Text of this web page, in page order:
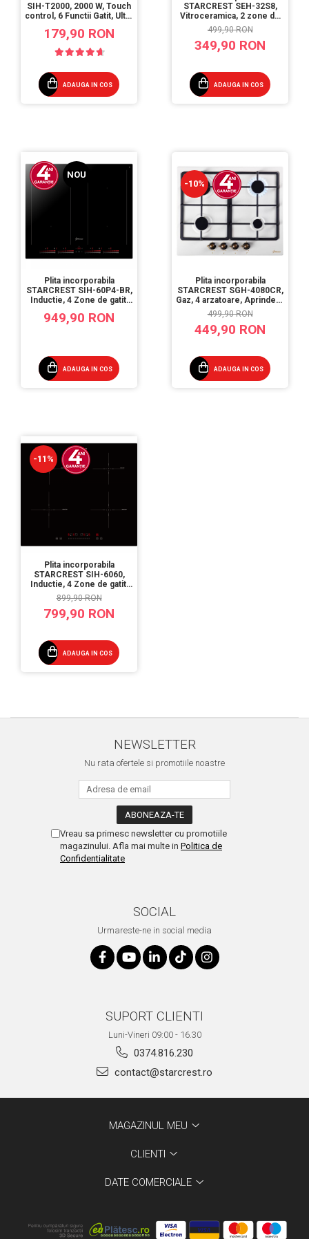
SIH-T2000, 2000 W, Touch
control, 6 Functii Gatit, Ultra
179,90 RON
ADAUGA IN COS
STARCREST SEH-32S8,
Vitroceramica, 2 zone de
gatit, 9 trepte de putere,
3200 W, Touch control,
Timer, Sticla Neagra
499,90 RON
349,90 RON
ADAUGA IN COS
NOU
Plita incorporabila
STARCREST SIH-60P4-BR,
Inductie, 4 Zone de gatit,
Booster, Functie Bridge,
949,90 RON
ADAUGA IN COS
-10%
Plita incorporabila
STARCREST SGH-4080CR,
Gaz, 4 arzatoare, Aprindere
electrica, Gratare fonta,
Design Retro, Bej
499,90 RON
449,90 RON
ADAUGA IN COS
-11%
Plita incorporabila
STARCREST SIH-6060,
Inductie, 4 Zone de gatit,
Touch Control, Booster,
Timer, Sticla Neagra
899,90 RON
799,90 RON
ADAUGA IN COS
NEWSLETTER
Nu rata ofertele si promotiile noastre
Vreau sa primesc newsletter cu promotiile
magazinului. Afla mai multe in Politica de
Confidentialitate
SOCIAL
Urmareste-ne in social media
SUPORT CLIENTI
Luni-Vineri 09:00 - 16.30
0374.816.230
contact@starcrest.ro
MAGAZINUL MEU
CLIENTI
DATE COMERCIALE